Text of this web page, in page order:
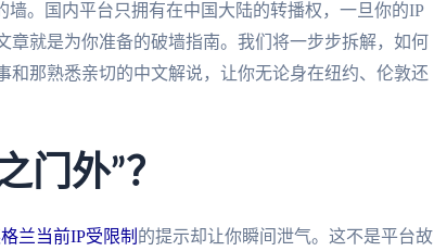
。国内平台只拥有在中国大陆的转播权，一旦你的IP
就是为你准备的破墙指南。我们将一步步拆解，如何
那熟悉亲切的中文解说，让你无论身在纽约、伦敦还
门外”？
兰当前IP受限制 的提示却让你瞬间泄气。这不是平台故